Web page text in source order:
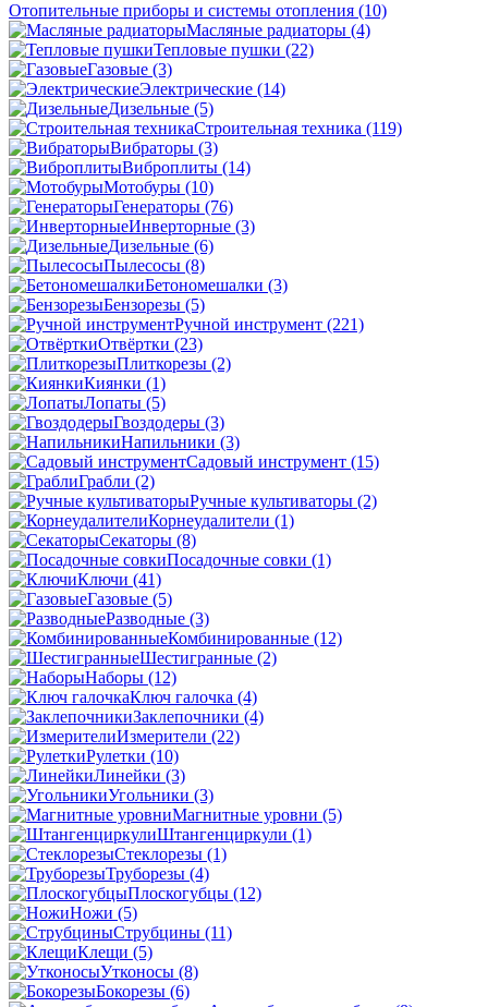
Отопительные приборы и системы отопления (10)
Масляные радиаторы (4)
Тепловые пушки (22)
Газовые (3)
Электрические (14)
Дизельные (5)
Строительная техника (119)
Вибраторы (3)
Виброплиты (14)
Мотобуры (10)
Генераторы (76)
Инверторные (3)
Дизельные (6)
Пылесосы (8)
Бетономешалки (3)
Бензорезы (5)
Ручной инструмент (221)
Отвёртки (23)
Плиткорезы (2)
Киянки (1)
Лопаты (5)
Гвоздодеры (3)
Напильники (3)
Садовый инструмент (15)
Грабли (2)
Ручные культиваторы (2)
Корнеудалители (1)
Секаторы (8)
Посадочные совки (1)
Ключи (41)
Газовые (5)
Разводные (3)
Комбинированные (12)
Шестигранные (2)
Наборы (12)
Ключ галочка (4)
Заклепочники (4)
Измерители (22)
Рулетки (10)
Линейки (3)
Угольники (3)
Магнитные уровни (5)
Штангенциркули (1)
Стеклорезы (1)
Труборезы (4)
Плоскогубцы (12)
Ножи (5)
Струбцины (11)
Клещи (5)
Утконосы (8)
Бокорезы (6)